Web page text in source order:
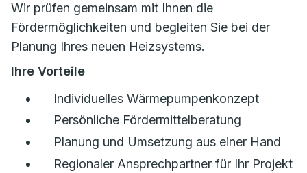
Wir prüfen gemeinsam mit Ihnen die
Fördermöglichkeiten und begleiten Sie bei der
Planung Ihres neuen Heizsystems.
Ihre Vorteile
Individuelles Wärmepumpenkonzept
Persönliche Fördermittelberatung
Planung und Umsetzung aus einer Hand
Regionaler Ansprechpartner für Ihr Projekt